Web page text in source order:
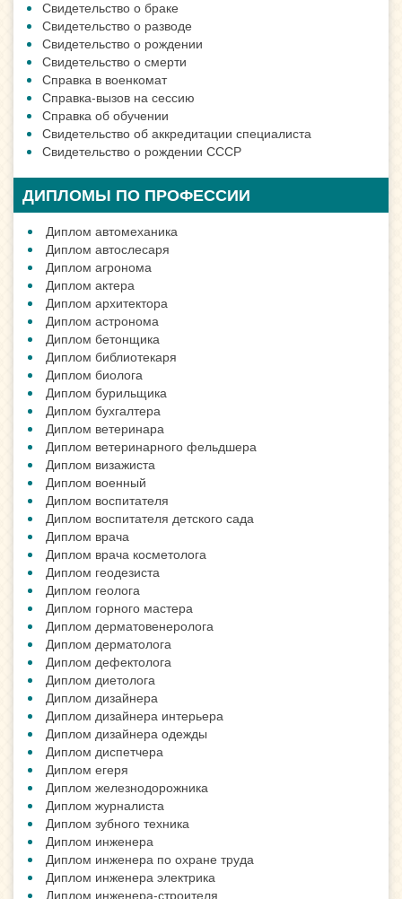
Свидетельство о браке
Свидетельство о разводе
Свидетельство о рождении
Свидетельство о смерти
Справка в военкомат
Справка-вызов на сессию
Справка об обучении
Свидетельство об аккредитации специалиста
Свидетельство о рождении СССР
ДИПЛОМЫ ПО ПРОФЕССИИ
Диплом автомеханика
Диплом автослесаря
Диплом агронома
Диплом актера
Диплом архитектора
Диплом астронома
Диплом бетонщика
Диплом библиотекаря
Диплом биолога
Диплом бурильщика
Диплом бухгалтера
Диплом ветеринара
Диплом ветеринарного фельдшера
Диплом визажиста
Диплом военный
Диплом воспитателя
Диплом воспитателя детского сада
Диплом врача
Диплом врача косметолога
Диплом геодезиста
Диплом геолога
Диплом горного мастера
Диплом дерматовенеролога
Диплом дерматолога
Диплом дефектолога
Диплом диетолога
Диплом дизайнера
Диплом дизайнера интерьера
Диплом дизайнера одежды
Диплом диспетчера
Диплом егеря
Диплом железнодорожника
Диплом журналиста
Диплом зубного техника
Диплом инженера
Диплом инженера по охране труда
Диплом инженера электрика
Диплом инженера-строителя